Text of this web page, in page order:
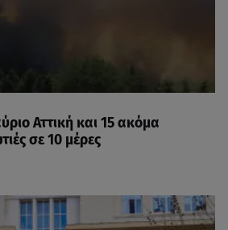
Αττική και 15 ακόμα
σε 10 μέρες